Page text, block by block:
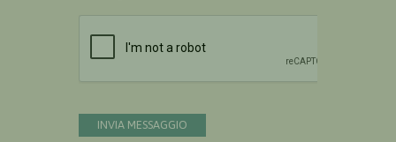
INVIA MESSAGGIO